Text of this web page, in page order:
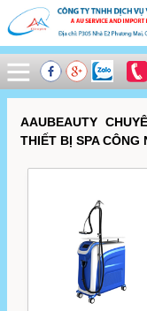
AAUBEAUTY
THIẾT BỊ SPA CÔNG